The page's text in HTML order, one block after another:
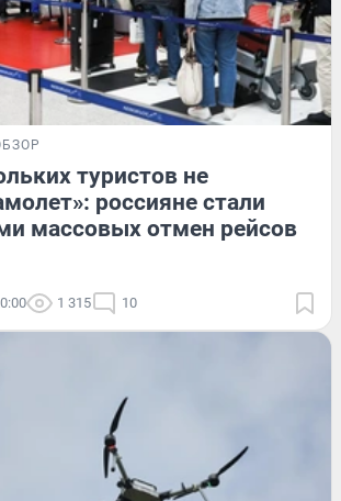
туристов не
россияне стали
массовых отмен рейсов
1 315 10